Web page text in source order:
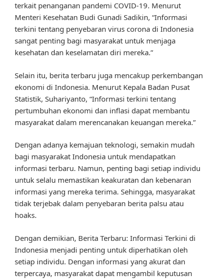
terkait penanganan pandemi COVID-19. Menurut
Menteri Kesehatan Budi Gunadi Sadikin, “Informasi
terkini tentang penyebaran virus corona di Indonesia
sangat penting bagi masyarakat untuk menjaga
kesehatan dan keselamatan diri mereka.”
Selain itu, berita terbaru juga mencakup perkembangan
ekonomi di Indonesia. Menurut Kepala Badan Pusat
Statistik, Suhariyanto, “Informasi terkini tentang
pertumbuhan ekonomi dan inflasi dapat membantu
masyarakat dalam merencanakan keuangan mereka.”
Dengan adanya kemajuan teknologi, semakin mudah
bagi masyarakat Indonesia untuk mendapatkan
informasi terbaru. Namun, penting bagi setiap individu
untuk selalu memastikan keakuratan dan kebenaran
informasi yang mereka terima. Sehingga, masyarakat
tidak terjebak dalam penyebaran berita palsu atau
hoaks.
Dengan demikian, Berita Terbaru: Informasi Terkini di
Indonesia menjadi penting untuk diperhatikan oleh
setiap individu. Dengan informasi yang akurat dan
terpercaya, masyarakat dapat mengambil keputusan